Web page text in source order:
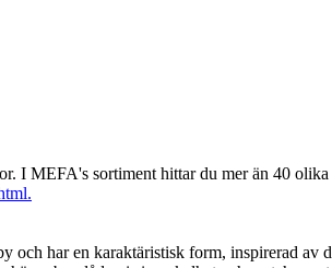
I MEFA's sortiment hittar du mer än 40
och har en karaktäristisk form, inspirerad